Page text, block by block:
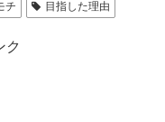
チ 目指した理由
ク